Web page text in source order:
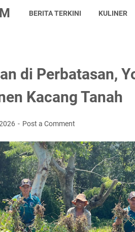
BERITA TERKINI KULINER
di Perbatasan,
Kacang Tanah
Post a Comment